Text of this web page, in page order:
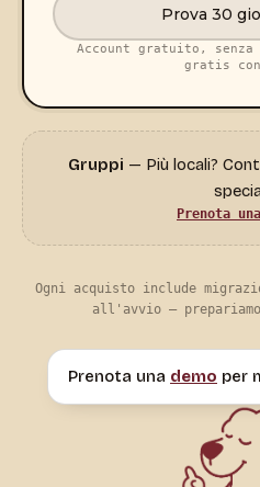
Prova 30
Account gratuito,
gratis
Gruppi — Più locali?
Prenota
Ogni acquisto include
all'avvio —
Prenota una demo per